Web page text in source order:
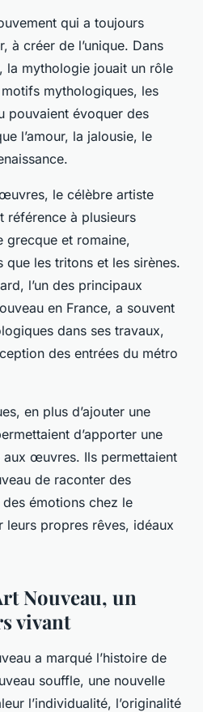
qui a toujours
à créer de l’unique. Dans
la mythologie jouait un rôle
mythologiques, les
pouvaient évoquer des
l’amour, la jalousie, le
le célèbre artiste
référence à plusieurs
grecque et romaine,
les tritons et les sirènes.
l’un des principaux
en France, a souvent
dans ses travaux,
des entrées du métro
en plus d’ajouter une
d’apporter une
œuvres. Ils permettaient
de raconter des
émotions chez le
leurs propres rêves, idéaux
Nouveau, un
vivant
a marqué l’histoire de
souffle, une nouvelle
l’individualité, l’originalité